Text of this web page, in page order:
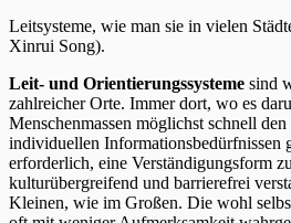
Leitsysteme, wie man sie in vielen
Xinrui Song).
Leit- und Orientierungssysteme sind
zahlreicher Orte. Immer dort, wo es
Menschenmassen möglichst schnell
individuellen Informationsbedürfnissen
erforderlich, eine Verständigungsform
kulturübergreifend und barrierefrei
Kleinen, wie im Großen. Die wohl